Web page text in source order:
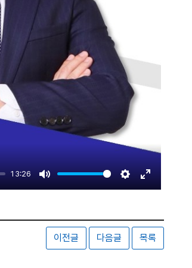
13:26
Mute Settings
Enter
이전글 다음글 목록